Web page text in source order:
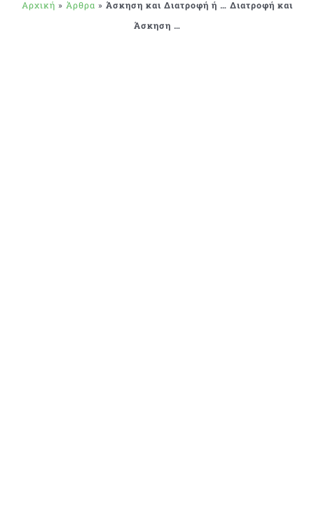
Αρχική » Άρθρα » Άσκηση και Διατροφή ή … Διατροφή και
Άσκηση …